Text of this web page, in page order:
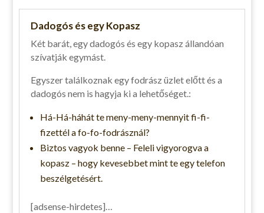
Dadogós és egy Kopasz
Két barát, egy dadogós és egy kopasz állandóan
szívatják egymást.
Egyszer találkoznak egy fodrász üzlet előtt és a
dadogós nem is hagyja ki a lehetőséget.:
Há-Há-háhát te meny-meny-mennyit fi-fi-
fizettél a fo-fo-fodrásznál?
Biztos vagyok benne – Feleli vigyorogva a
kopasz – hogy kevesebbet mint te egy telefon
beszélgetésért.
[adsense-hirdetes]…